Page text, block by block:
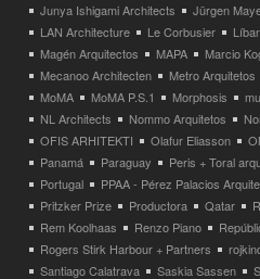
Junya Ishigami Architects
Jürgen
LAN Architecture
Le Corbusier
Magén Arquitectos
MAPA Marcio
Mecanoo Architecten
Metro Arquitetos
MoMA
MoMA P.S.1 Morphosis
NL Architects
Nommo Arquitetos
OFIS ARHITEKTI
Olafur Eliasson
Panamá
Paraguay Peris + Toral
Portugal
PPAA - Pérez Palacios
Pritzker Prize
Productora Qatar
Rem Koolhaas
Renzo Piano
Rogers Stirk Harbour + Partners
Santiago Calatrava
Saskia Sassen